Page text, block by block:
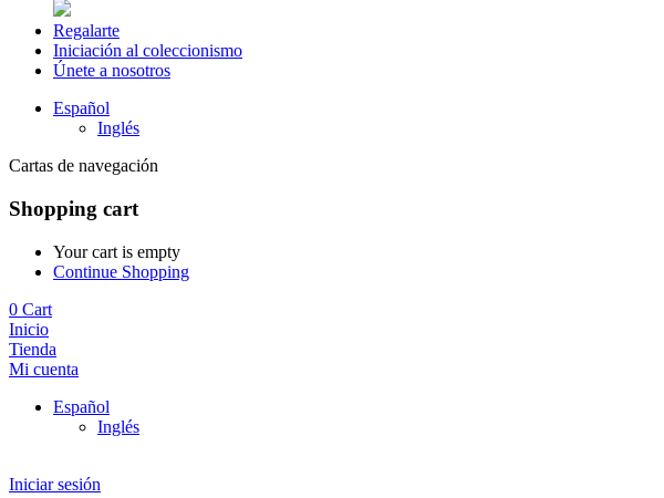
Regalarte
Iniciación al coleccionismo
Únete a nosotros
Español
Inglés
Cartas de navegación
Shopping cart
Your cart is empty
Continue Shopping
0 Cart
Inicio
Tienda
Mi cuenta
Español
Inglés
Iniciar sesión